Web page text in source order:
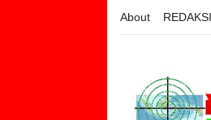
About REDAKSI